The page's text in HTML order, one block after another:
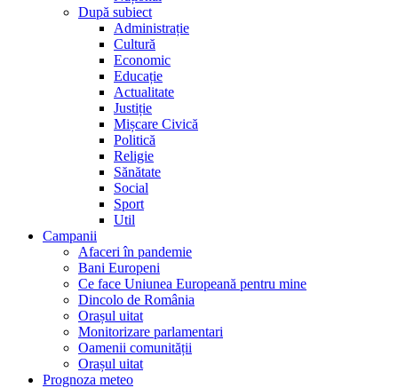
După subiect
Administrație
Cultură
Economic
Educație
Actualitate
Justiție
Mișcare Civică
Politică
Religie
Sănătate
Social
Sport
Util
Campanii
Afaceri în pandemie
Bani Europeni
Ce face Uniunea Europeană pentru mine
Dincolo de România
Orașul uitat
Monitorizare parlamentari
Oamenii comunității
Orașul uitat
Prognoza meteo